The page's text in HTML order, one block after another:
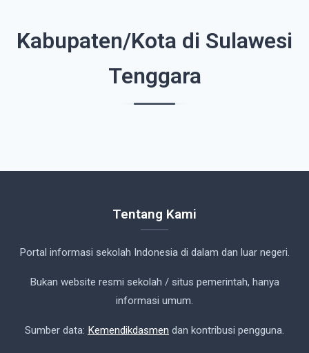
Kabupaten/Kota di Sulawesi
Tenggara
Tentang Kami
Portal informasi sekolah Indonesia di dalam dan luar negeri.
Bukan website resmi sekolah / situs pemerintah, hanya
informasi umum.
Sumber data: Kemendikdasmen dan kontribusi pengguna.